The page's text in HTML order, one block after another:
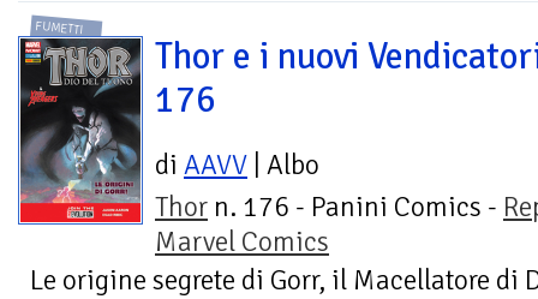
FUMETTI
Thor e i nuovi
176
di AAVV | Albo
Thor n. 176 - Panini Comics -
Marvel Comics
Le origine segrete di Gorr, il Macellatore di